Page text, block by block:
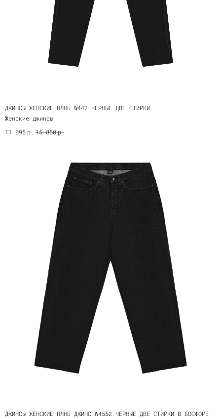
ДЖИНСЫ ЖЕНСКИЕ ПЛНБ W442 ЧЁРНЫЕ ДВЕ СТИРКИ
Женские джинсы
11 095 р. 15 850р.
ДЖИНСЫ ЖЕНСКИЕ ПЛНБ ДЖИНС W4552 ЧЕРНЫЕ ДВЕ СТИРКИ В БОСФОРЕ